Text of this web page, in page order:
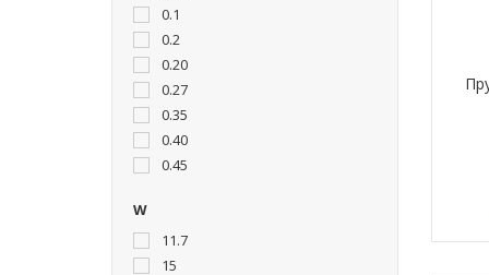
0.1
0.2
0.20
0.27
0.35
0.40
0.45
W
11.7
15